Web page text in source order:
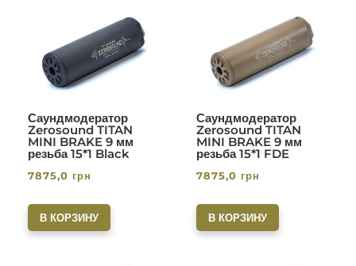
Саундмодератор
Zerosound TITAN
MINI BRAKE 9 мм
резьба 15*1 Black
7875,0 грн
В КОРЗИНУ
Саундмодератор
Zerosound TITAN
MINI BRAKE 9 мм
резьба 15*1 FDE
7875,0 грн
В КОРЗИНУ